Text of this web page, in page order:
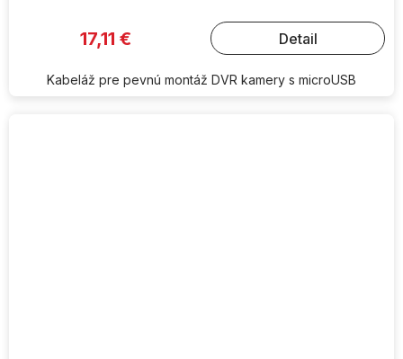
17,11 € Detail
Kabeláž pre pevnú montáž DVR kamery s microUSB